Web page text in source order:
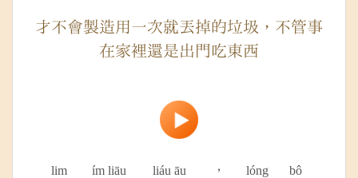
才不會製造用一次就丟掉的垃圾，不管事
在家裡還是出門吃東西
lim ím liāu liáu āu ， lóng bô